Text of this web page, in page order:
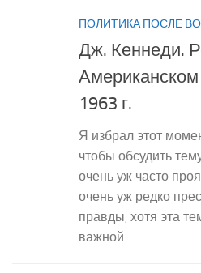
ПОЛИТИКА ПОСЛЕ
Дж. Кеннеди.
Американском
1963 г.
Я избрал этот
чтобы обсудить
очень уж часто
очень уж редко
правды, хотя эта
важной...